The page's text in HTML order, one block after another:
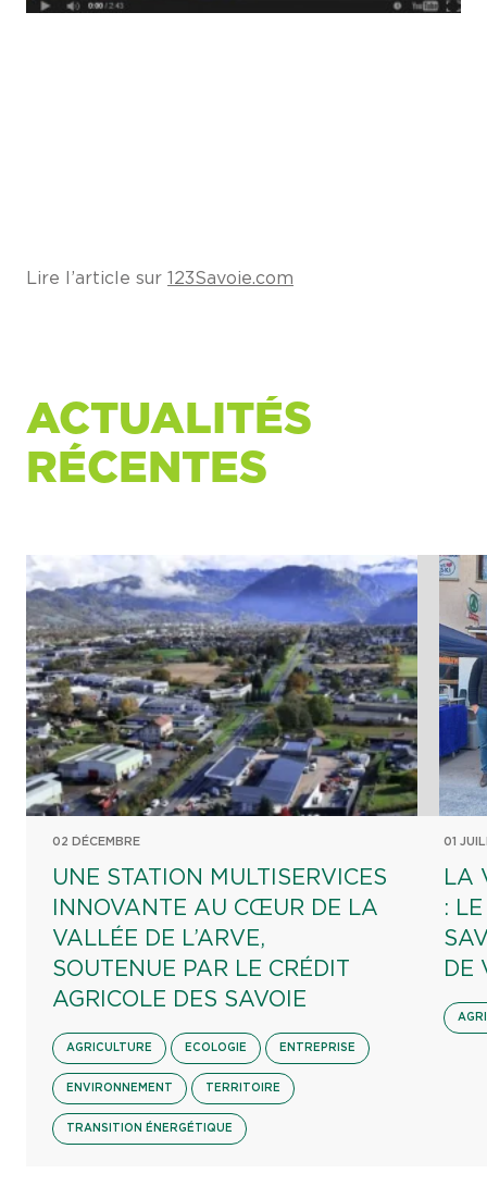
Lire l’article sur 123Savoie.com
ACTUALITÉS
RÉCENTES
02 DÉCEMBRE
UNE STATION MULTISERVICES
INNOVANTE AU CŒUR DE LA
VALLÉE DE L’ARVE,
SOUTENUE PAR LE CRÉDIT
AGRICOLE DES SAVOIE
AGRICULTURE ECOLOGIE ENTREPRISE
ENVIRONNEMENT TERRITOIRE
TRANSITION ÉNERGÉTIQUE
01
LA
:
DE